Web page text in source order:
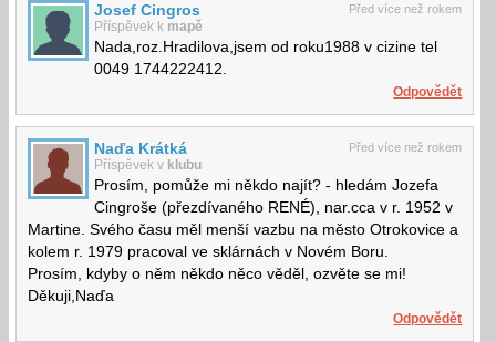
Před více než rokem
Josef Cingros
Příspěvek k mapě
Nada,roz.Hradilova,jsem od roku1988 v cizine tel
0049 1744222412.
Odpovědět
Před více než rokem
Naďa Krátká
Příspěvek v klubu
Prosím, pomůže mi někdo najít? - hledám Jozefa
Cingroše (přezdívaného RENÉ), nar.cca v r. 1952 v
Martine. Svého času měl menší vazbu na město Otrokovice a
kolem r. 1979 pracoval ve sklárnách v Novém Boru.
Prosím, kdyby o něm někdo něco věděl, ozvěte se mi!
Děkuji,Naďa
Odpovědět